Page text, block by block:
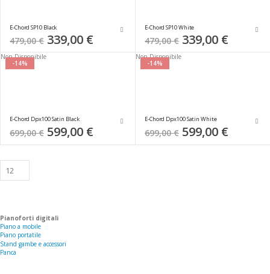
E-Chord SP10 Black
479,00 € Special
Price
339,00 €
E-Chord SP10 White
479,00 € Special
Price
339,00 €
-14%
Non Disponibile
E-Chord Dpx100 Satin Black
699,00 € Special
Price
599,00 €
-14%
Non Disponibile
E-Chord Dpx100 Satin White
699,00 € Special
Price
599,00 €
Pianoforti digitali
Piano a mobile
Piano portatile
Stand gambe e accessori
Panca